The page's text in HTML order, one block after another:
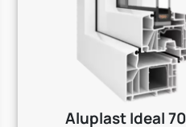
AluplastIdeal